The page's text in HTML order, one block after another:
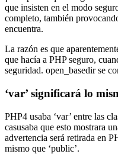
que insisten en el modo
completo, también
encuentra.
La razón es que
que hacía a PHP seguro,
seguridad. open_basedir se
‘var’ significará lo
PHP4 usaba ‘var’ entre las
casusaba que esto mostrara
advertencia será retirada en
mismo que ‘public’.